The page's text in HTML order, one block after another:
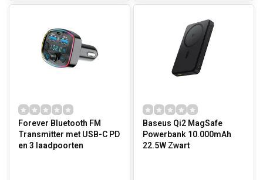
Forever Bluetooth FM
Transmitter met USB-C PD
en 3 laadpoorten
Baseus Qi2 MagSafe
Powerbank 10.000mAh
22.5W Zwart